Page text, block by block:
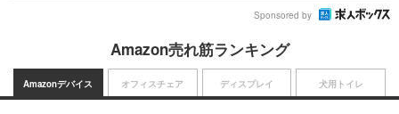
Sponsored by
Amazon売れ筋ランキング
Amazonデバイス オフィスチェア ディスプレイ 犬用トイレ